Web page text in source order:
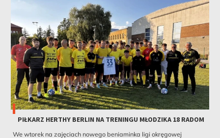
PIŁKARZ HERTHY BERLIN NA TRENINGU MŁODZIKA 18 RADOM
We wtorek na zajęciach nowego beniaminka ligi okręgowej